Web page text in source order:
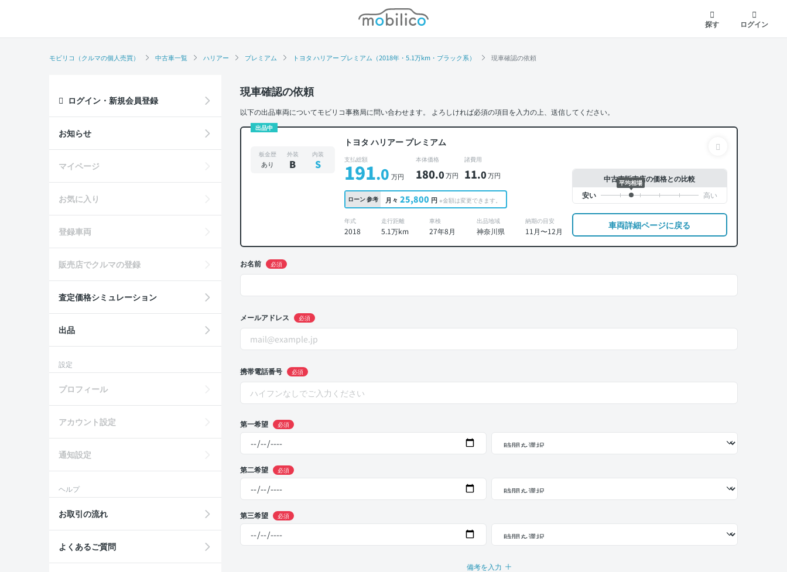
モビリコ
探す
ログイン
モビリコ（クルマの個人売買） 中古車一覧 ハリアー プレミアム トヨタ ハリアー プレミアム（2018年・5.1万km・ブラック系） 現車確認の依頼
現車確認の依頼
以下の出品車両についてモビリコ事務局に問い合わせます。 よろしければ必須の項目を入力の上、送信してください。
出品中
トヨタ ハリアー プレミアム
板金歴
あり
外装
B
内装
S 支払総額
191.0 万円
本体価格
180.0万円
諸費用
11.0万円
ローン参考 月々 25,800 円 ※金額は変更できます。
年式
2018
走行距離
5.1万km
車検
27年8月
出品地域
神奈川県
納期の目安
11月〜12月
中古車販売店の価格との比較
平均相場
車両詳細ページに戻る
お名前 必須
メールアドレス 必須
携帯電話番号 必須
第一希望 必須
第二希望 必須
第三希望 必須
備考を入力
ログイン・新規会員登録
お知らせ
マイページ
お気に入り
登録車両
販売店でクルマの登録
査定価格シミュレーション
出品
設定
プロフィール
アカウント設定
通知設定
ヘルプ
お取引の流れ
よくあるご質問